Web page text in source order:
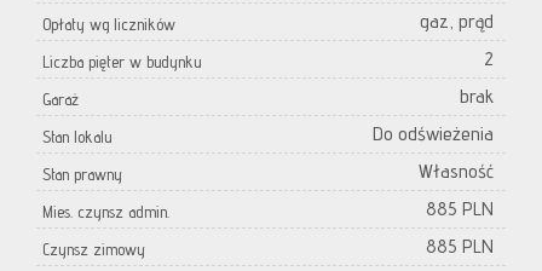
Opłaty wg liczników gaz, prąd
Liczba pięter w budynku 2
Garaż brak
Stan lokalu Do odświeżenia
Stan prawny Własność
Mies. czynsz admin. 885 PLN
Czynsz zimowy 885 PLN